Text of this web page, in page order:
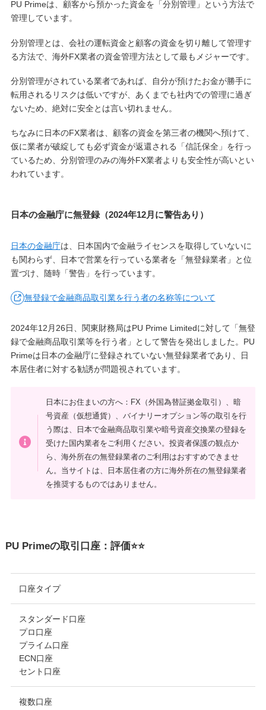
PU Primeは、顧客から預かった資金を「分別管理」という方法で
管理しています。
分別管理とは、会社の運転資金と顧客の資金を切り離して管理す
る方法で、海外FX業者の資金管理方法として最もメジャーです。
分別管理がされている業者であれば、自分が預けたお金が勝手に
転用されるリスクは低いですが、あくまでも社内での管理に過ぎ
ないため、絶対に安全とは言い切れません。
ちなみに日本のFX業者は、顧客の資金を第三者の機関へ預けて、
仮に業者が破綻しても必ず資金が返還される「信託保全」を行っ
ているため、分別管理のみの海外FX業者よりも安全性が高いとい
われています。
日本の金融庁に無登録（2024年12月に警告あり）
日本の金融庁は、日本国内で金融ライセンスを取得していないに
も関わらず、日本で営業を行っている業者を「無登録業者」と位
置づけ、随時「警告」を行っています。
無登録で金融商品取引業を行う者の名称等について
2024年12月26日、関東財務局はPU Prime Limitedに対して「無登
録で金融商品取引業等を行う者」として警告を発出しました。PU
Primeは日本の金融庁に登録されていない無登録業者であり、日
本居住者に対する勧誘が問題視されています。
日本にお住まいの方へ：FX（外国為替証拠金取引）、暗
号資産（仮想通貨）、バイナリーオプション等の取引を行
う際は、日本で金融商品取引業や暗号資産交換業の登録を
受けた国内業者をご利用ください。投資者保護の観点か
ら、海外所在の無登録業者のご利用はおすすめできませ
ん。当サイトは、日本居住者の方に海外所在の無登録業者
を推奨するものではありません。
PU Primeの取引口座：評価⭐️⭐️
口座タイプ
スタンダード口座
プロ口座
プライム口座
ECN口座
セント口座
複数口座